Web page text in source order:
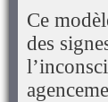
Ce
des